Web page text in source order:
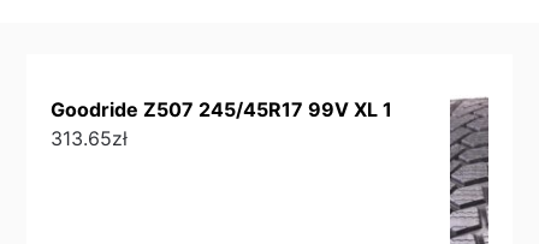
Goodride Z507 245/45R17 99V XL 1
313.65zł